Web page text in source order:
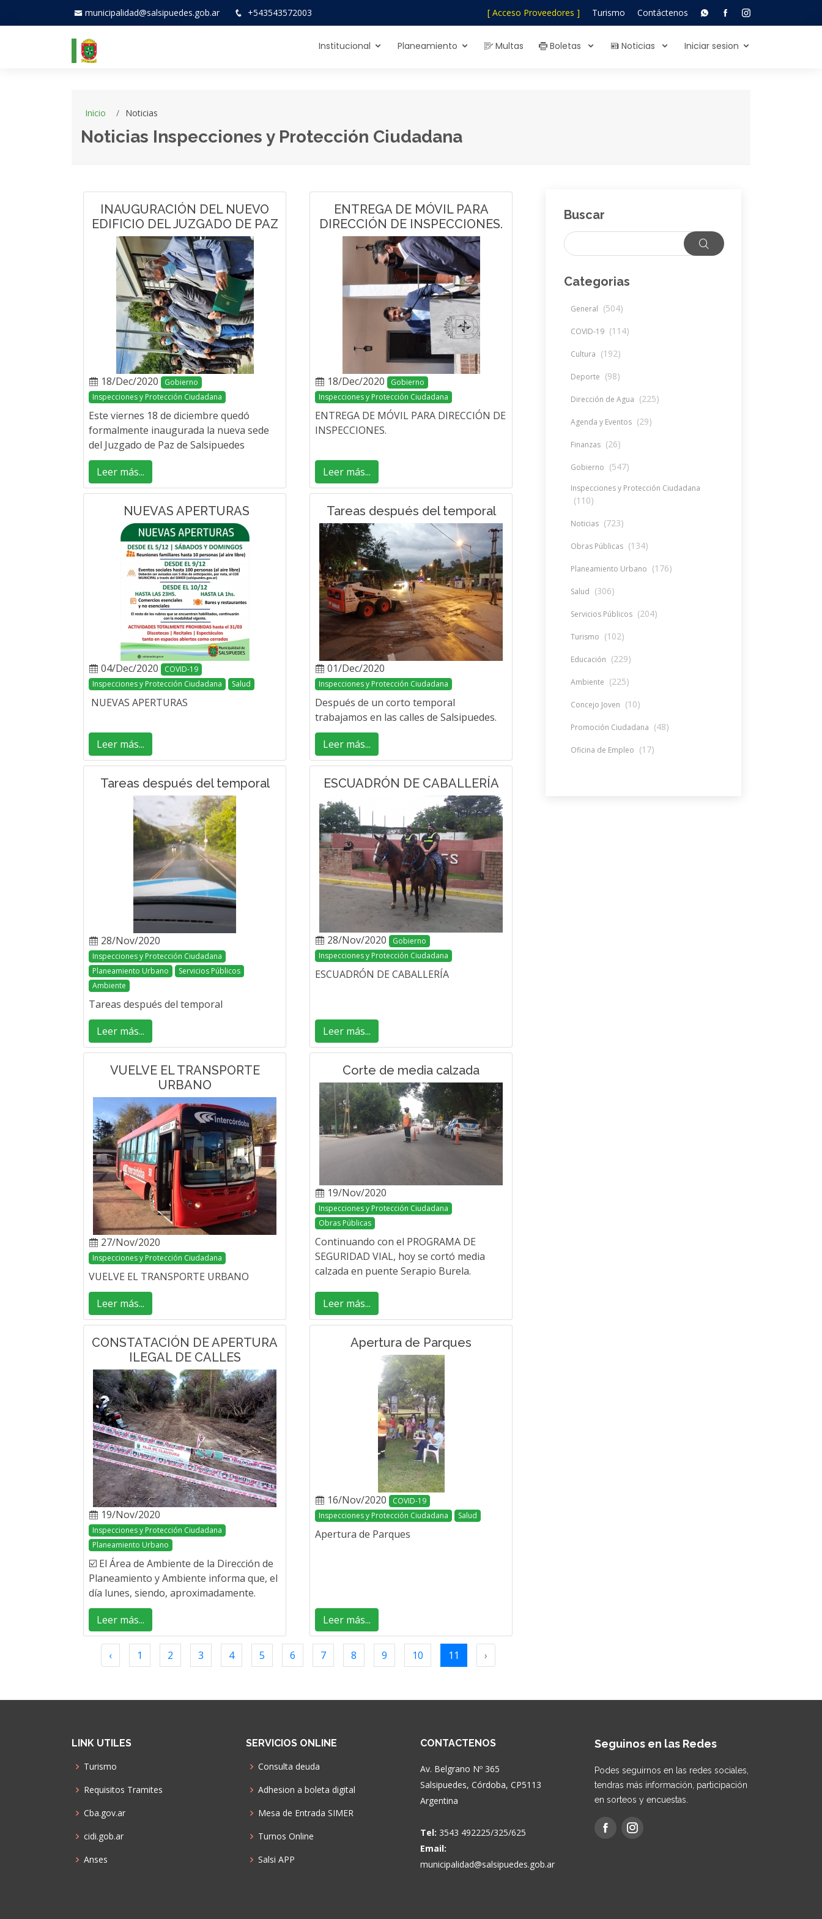
municipalidad@salsipuedes.gob.ar +543543572003 [ Acceso Proveedores ] Turismo Contáctenos
Institucional Planeamiento Multas Boletas Noticias Iniciar sesion
Inicio Noticias
Noticias Inspecciones y Protección Ciudadana
INAUGURACIÓN DEL NUEVO
EDIFICIO DEL JUZGADO DE PAZ
18/Dec/2020
Gobierno
Inspecciones y Protección Ciudadana
Este viernes 18 de diciembre quedó
formalmente inaugurada la nueva sede
del Juzgado de Paz de Salsipuedes
Leer más...
ENTREGA DE MÓVIL PARA
DIRECCIÓN DE INSPECCIONES.
18/Dec/2020
Gobierno
Inspecciones y Protección Ciudadana
ENTREGA DE MÓVIL PARA DIRECCIÓN DE
INSPECCIONES.
Leer más...
NUEVAS APERTURAS
04/Dec/2020
COVID-19
Inspecciones y Protección Ciudadana
Salud
NUEVAS APERTURAS
Leer más...
Tareas después del temporal
01/Dec/2020
Inspecciones y Protección Ciudadana
Después de un corto temporal
trabajamos en las calles de Salsipuedes.
Leer más...
Tareas después del temporal
28/Nov/2020
Inspecciones y Protección Ciudadana
Planeamiento Urbano
Servicios Públicos
Ambiente
Tareas después del temporal
Leer más...
ESCUADRÓN DE CABALLERÍA
28/Nov/2020
Gobierno
Inspecciones y Protección Ciudadana
ESCUADRÓN DE CABALLERÍA
Leer más...
VUELVE EL TRANSPORTE
URBANO
27/Nov/2020
Inspecciones y Protección Ciudadana
VUELVE EL TRANSPORTE URBANO
Leer más...
Corte de media calzada
19/Nov/2020
Inspecciones y Protección Ciudadana
Obras Públicas
Continuando con el PROGRAMA DE
SEGURIDAD VIAL, hoy se cortó media
calzada en puente Serapio Burela.
Leer más...
CONSTATACIÓN DE APERTURA
ILEGAL DE CALLES
19/Nov/2020
Inspecciones y Protección Ciudadana
Planeamiento Urbano
☑️ El Área de Ambiente de la Dirección de
Planeamiento y Ambiente informa que, el
día lunes, siendo, aproximadamente.
Leer más...
Apertura de Parques
16/Nov/2020
COVID-19
Inspecciones y Protección Ciudadana
Salud
Apertura de Parques
Leer más...
‹ 1 2 3 4 5 6 7 8 9 10 11 ›
Buscar
Categorias
General (504)
COVID-19 (114)
Cultura (192)
Deporte (98)
Dirección de Agua (225)
Agenda y Eventos (29)
Finanzas (26)
Gobierno (547)
Inspecciones y Protección Ciudadana
(110)
Noticias (723)
Obras Públicas (134)
Planeamiento Urbano (176)
Salud (306)
Servicios Públicos (204)
Turismo (102)
Educación (229)
Ambiente (225)
Concejo Joven (10)
Promoción Ciudadana (48)
Oficina de Empleo (17)
LINK UTILES
Turismo
Requisitos Tramites
Cba.gov.ar
cidi.gob.ar
Anses
SERVICIOS ONLINE
Consulta deuda
Adhesion a boleta digital
Mesa de Entrada SIMER
Turnos Online
Salsi APP
CONTACTENOS
Av. Belgrano Nº 365
Salsipuedes, Córdoba, CP5113
Argentina
Tel: 3543 492225/325/625
Email:
municipalidad@salsipuedes.gob.ar
Seguinos en las Redes
Podes seguirnos en las redes sociales,
tendras más información, participación
en sorteos y encuestas.